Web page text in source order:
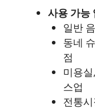
사용 가능
일반
동네
점
미용
스업
전통